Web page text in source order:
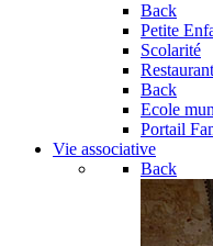
Back
Petite
Scolarité
Back
Ecole
Portail
Vie associative
Back